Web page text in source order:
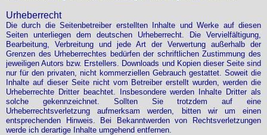
Urheberrecht
Die durch die Seitenbetreiber erstellten Inhalte und Werke auf diesen
Seiten unterliegen dem deutschen Urheberrecht. Die Vervielfältigung,
Bearbeitung, Verbreitung und jede Art der Verwertung außerhalb der
Grenzen des Urheberrechtes bedürfen der schriftlichen Zustimmung des
jeweiligen Autors bzw. Erstellers. Downloads und Kopien dieser Seite sind
nur für den privaten, nicht kommerziellen Gebrauch gestattet. Soweit die
Inhalte auf dieser Seite nicht vom Betreiber erstellt wurden, werden die
Urheberrechte Dritter beachtet. Insbesondere werden Inhalte Dritter als
solche gekennzeichnet. Sollten Sie trotzdem auf eine
Urheberrechtsverletzung aufmerksam werden, bitten wir um einen
entsprechenden Hinweis. Bei Bekanntwerden von Rechtsverletzungen
werde ich derartige Inhalte umgehend entfernen.